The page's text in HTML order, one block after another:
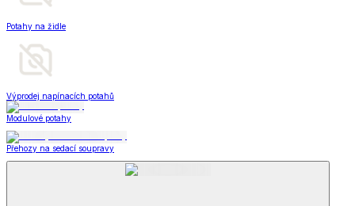
Potahy na židle
Výprodej napínacích potahů
Modulové potahy
Přehozy na sedací soupravy